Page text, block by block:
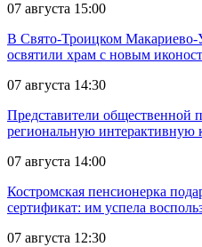
07 августа 15:00
В Свято-Троицком
освятили храм с новым
07 августа 14:30
Представители общественной
региональную интерактивную
07 августа 14:00
Костромская пенсионерка
сертификат: им успела
07 августа 12:30